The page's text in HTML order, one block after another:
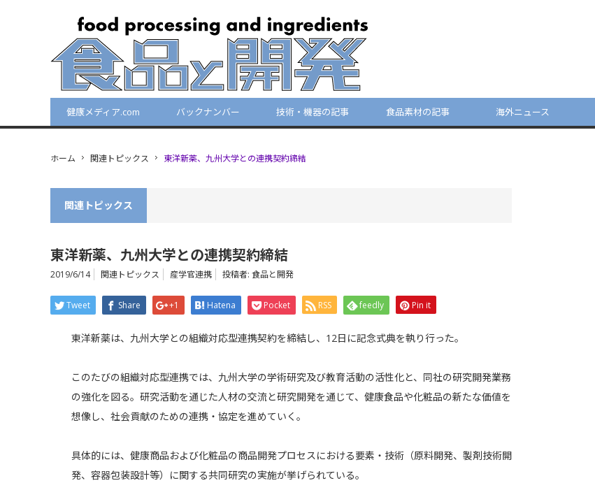
健康メディア.com バックナンバー 技術・機器の記事 食品素材の記事 海外ニュース
ホーム 関連トピックス 東洋新薬、九州大学との連携契約締結
関連トピックス
東洋新薬、九州大学との連携契約締結
2019/6/14 関連トピックス 産学官連携 投稿者: 食品と開発
Tweet Share +1 Hatena Pocket RSS feedly Pin it
東洋新薬は、九州大学との組織対応型連携契約を締結し、12日に記念式典を執り行った。
このたびの組織対応型連携では、九州大学の学術研究及び教育活動の活性化と、同社の研究開発業務
の強化を図る。研究活動を通じた人材の交流と研究開発を通じて、健康食品や化粧品の新たな価値を
想像し、社会貢献のための連携・協定を進めていく。
具体的には、健康商品および化粧品の商品開発プロセスにおける要素・技術（原料開発、製剤技術開
発、容器包装設計等）に関する共同研究の実施が挙げられている。